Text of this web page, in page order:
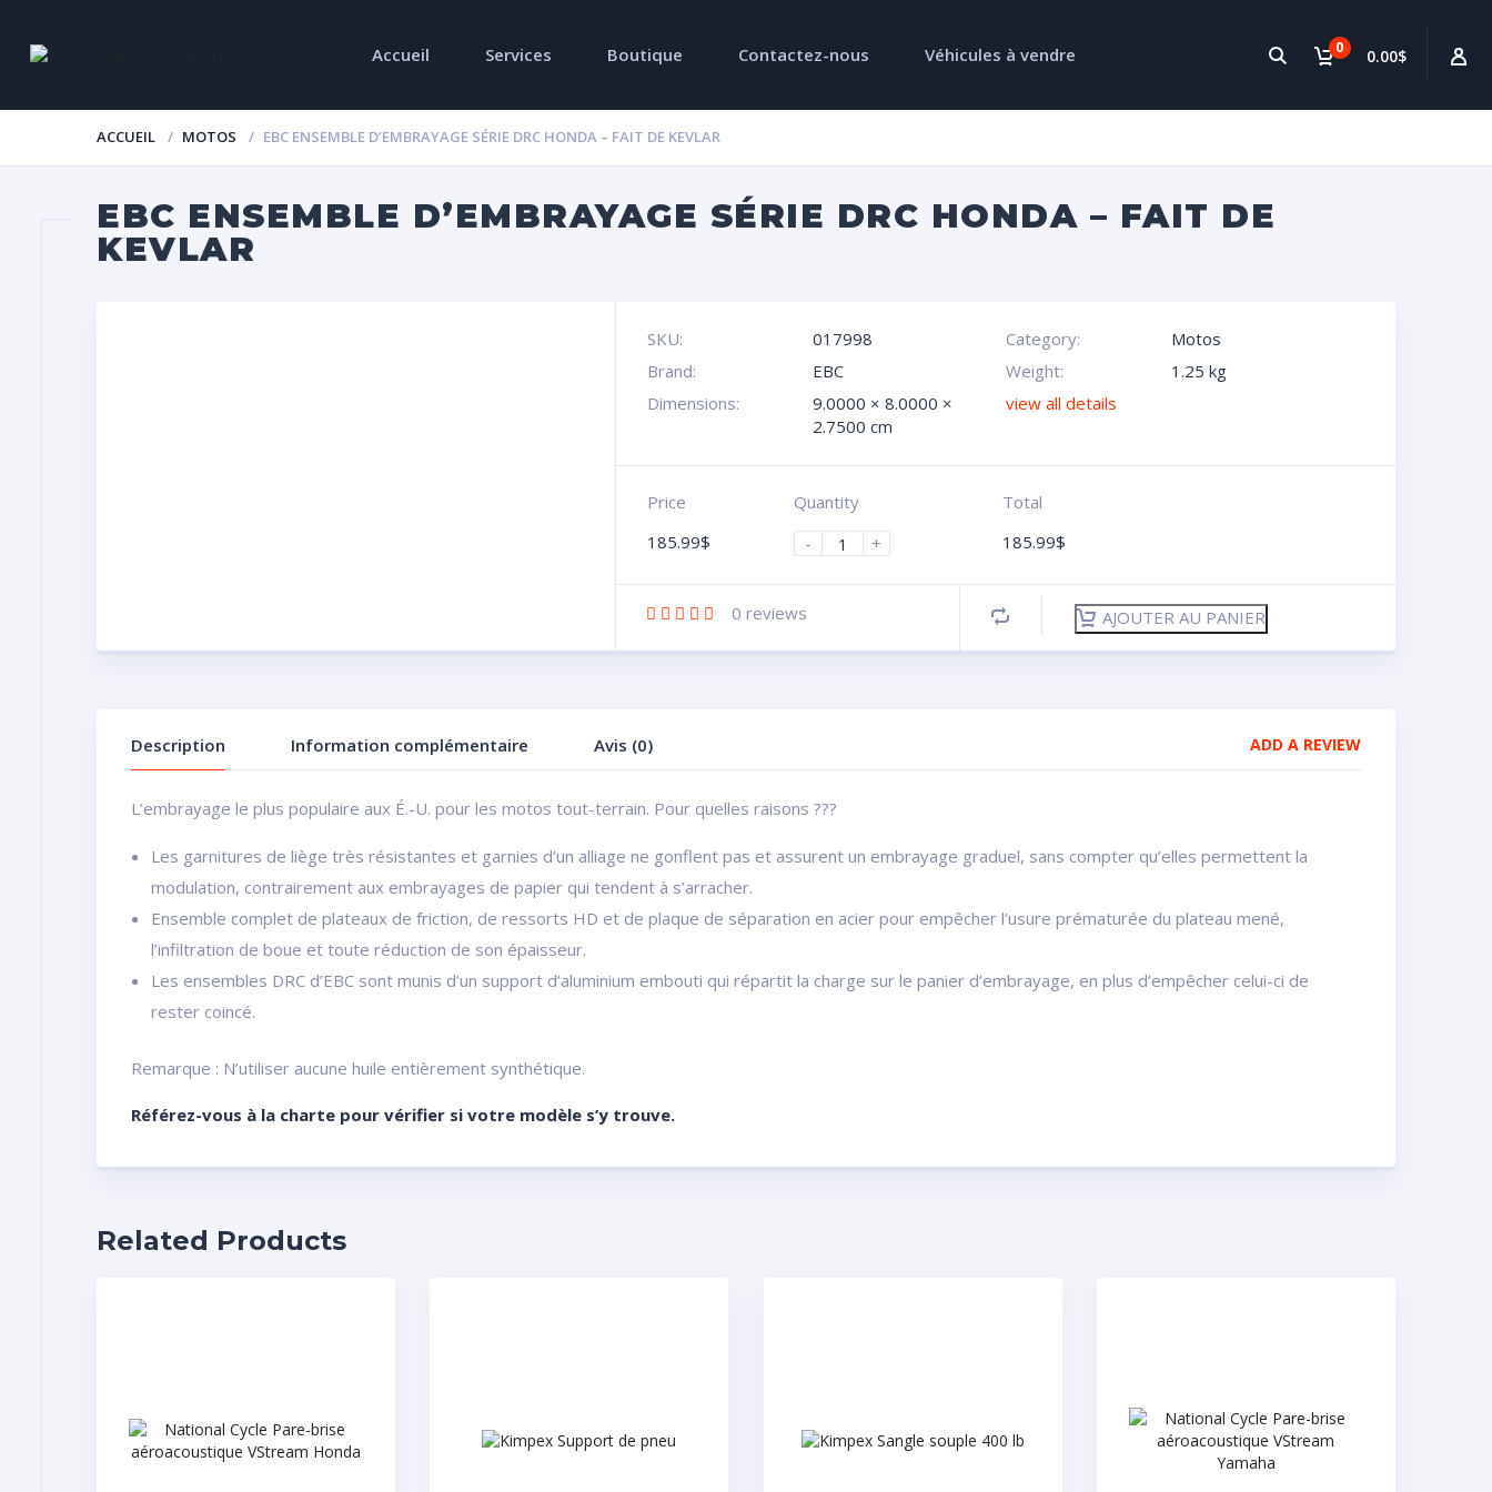
0 0.00$
Accueil Services Boutique Contactez-nous Véhicules à vendre
ACCUEIL MOTOS EBC ENSEMBLE D’EMBRAYAGE SÉRIE DRC HONDA – FAIT DE KEVLAR
EBC ENSEMBLE D’EMBRAYAGE SÉRIE DRC HONDA – FAIT DE
KEVLAR
SKU: 017998 Category:
Motos
Brand:
EBC Weight:
1.25 kg
Dimensions:
9.0000 × 8.0000 ×
2.7500 cm
view all details
Price
185.99$
Quantity
-
+
Total
185.99$
0 reviews AJOUTER AU PANIER
Description Information complémentaire Avis (0) ADD A REVIEW
L’embrayage le plus populaire aux É.-U. pour les motos tout-terrain. Pour quelles raisons ???
Les garnitures de liège très résistantes et garnies d’un alliage ne gonflent pas et assurent un embrayage graduel, sans compter qu’elles permettent la
modulation, contrairement aux embrayages de papier qui tendent à s’arracher.
Ensemble complet de plateaux de friction, de ressorts HD et de plaque de séparation en acier pour empêcher l’usure prématurée du plateau mené,
l’infiltration de boue et toute réduction de son épaisseur.
Les ensembles DRC d’EBC sont munis d’un support d’aluminium embouti qui répartit la charge sur le panier d’embrayage, en plus d’empêcher celui-ci de
rester coincé.
Remarque : N’utiliser aucune huile entièrement synthétique.
Référez-vous à la charte pour vérifier si votre modèle s’y trouve.
Related Products